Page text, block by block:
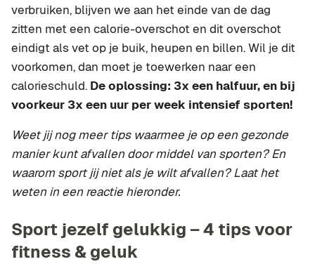
verbruiken, blijven we aan het einde van de dag
zitten met een calorie-overschot en dit overschot
eindigt als vet op je buik, heupen en billen. Wil je dit
voorkomen, dan moet je toewerken naar een
calorieschuld. De oplossing: 3x een halfuur, en bij
voorkeur 3x een uur per week intensief sporten!
Weet jij nog meer tips waarmee je op een gezonde
manier kunt afvallen door middel van sporten? En
waarom sport jij niet als je wilt afvallen? Laat het
weten in een reactie hieronder.
Sport jezelf gelukkig – 4 tips voor
fitness & geluk